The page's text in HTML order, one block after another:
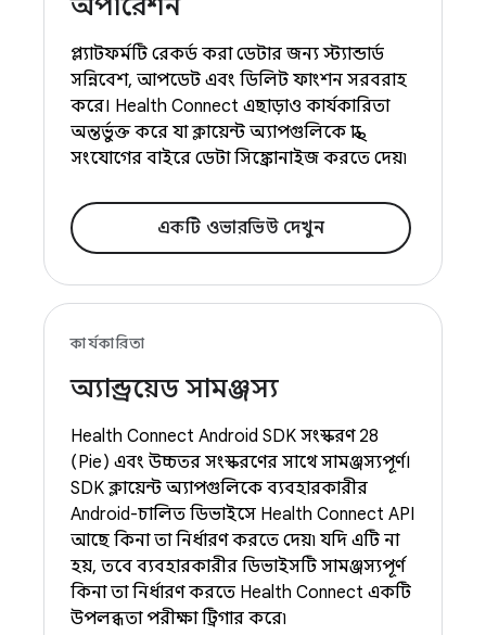
প্ল্যাটফর্মটি রেকর্ড করা ডেটার জন্য স্ট্যান্ডার্ড
সন্নিবেশ, আপডেট এবং ডিলিট ফাংশন সরবরাহ
করে। Health Connect এছাড়াও কার্যকারিতা
অন্তর্ভুক্ত করে যা ক্লায়েন্ট অ্যাপগুলিকে স্বাস্থ্য
সংযোগের বাইরে ডেটা সিঙ্ক্রোনাইজ করতে দেয়৷
একটি ওভারভিউ দেখুন
কার্যকারিতা
অ্যান্ড্রয়েড সামঞ্জস্য
Health Connect Android SDK সংস্করণ 28
(Pie) এবং উচ্চতর সংস্করণের সাথে সামঞ্জস্যপূর্ণ।
SDK ক্লায়েন্ট অ্যাপগুলিকে ব্যবহারকারীর
Android-চালিত ডিভাইসে Health Connect API
আছে কিনা তা নির্ধারণ করতে দেয়৷ যদি এটি না
হয়, তবে ব্যবহারকারীর ডিভাইসটি সামঞ্জস্যপূর্ণ
কিনা তা নির্ধারণ করতে Health Connect একটি
উপলব্ধতা পরীক্ষা ট্রিগার করে৷